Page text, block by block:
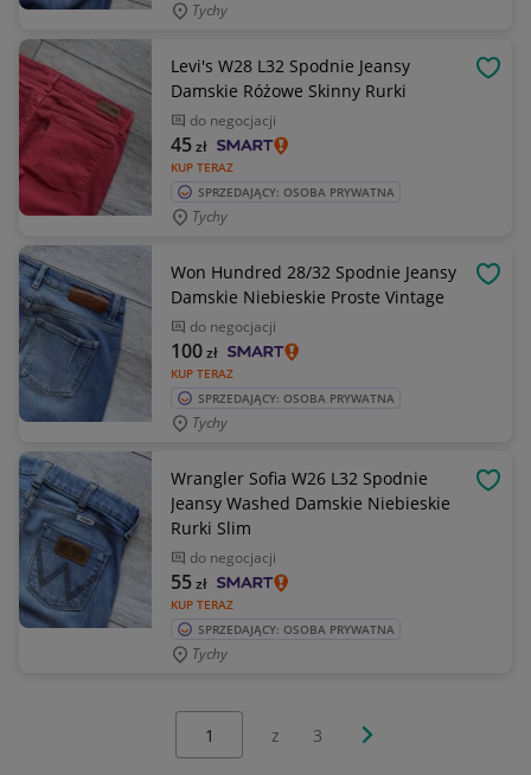
Tychy
Levi's W28 L32 Spodnie Jeansy
Damskie Różowe Skinny Rurki
do negocjacji
KUP TERAZ
45zł
SPRZEDAJĄCY: OSOBA PRYWATNA
Tychy
Won Hundred 28/32 Spodnie Jeansy
Damskie Niebieskie Proste Vintage
do negocjacji
KUP TERAZ
100zł
SPRZEDAJĄCY: OSOBA PRYWATNA
Tychy
Wrangler Sofia W26 L32 Spodnie
Jeansy Washed Damskie Niebieskie
Rurki Slim
do negocjacji
KUP TERAZ
55zł
SPRZEDAJĄCY: OSOBA PRYWATNA
Tychy
z 3 Następna strona